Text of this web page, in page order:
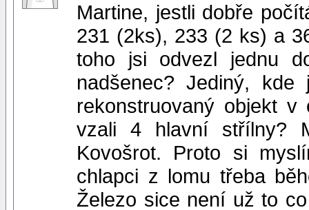
Martine, jestli dobře
231 (2ks), 233 (2 ks) a
toho jsi odvezl jednu
nadšenec? Jediný,
rekonstruovaný objekt
vzali 4 hlavní střílny?
Kovošrot. Proto si
chlapci z lomu třeba
Železo sice není už to